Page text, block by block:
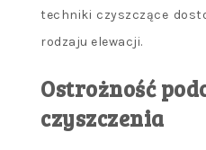
techniki czyszczące
rodzaju elewacji.
Ostrożność
czyszczenia